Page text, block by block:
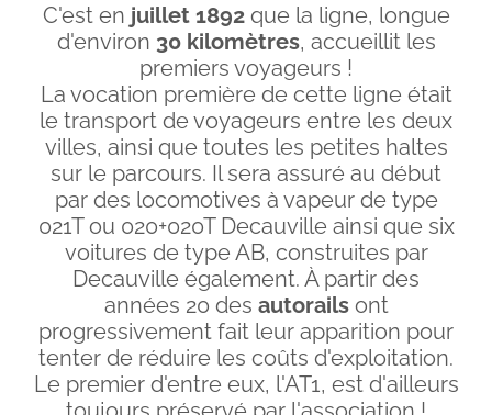
C'est en juillet 1892que la ligne, longue
d'environ 30 kilomètres, accueillit les
premiers voyageurs !
La vocation première de cette ligne était
le transport de voyageurs entre les deux
villes, ainsi que toutes les petites haltes
sur le parcours. Il sera assuré au début
par des locomotives à vapeur de type
021T ou 020+020T Decauville ainsi que six
voitures de type AB, construites par
Decauville également. À partir des
années 20 des autorailsont
progressivement fait leur apparition pour
tenter de réduire les coûts d'exploitation.
Le premier d'entre eux, l'AT1, est d'ailleurs